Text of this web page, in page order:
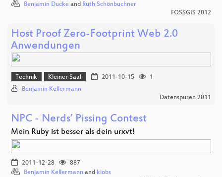
Benjamin Ducke and Ruth Schönbuchner
FOSSGIS 2012
Host Proof Zero-Footprint Web 2.0
Anwendungen
Technik Kleiner Saal 2011-10-15
1
Benjamin Kellermann
Datenspuren 2011
NPC - Nerds’ Pissing Contest
Mein Ruby ist besser als dein urxvt!
2011-12-28
887
Benjamin Kellermann and klobs